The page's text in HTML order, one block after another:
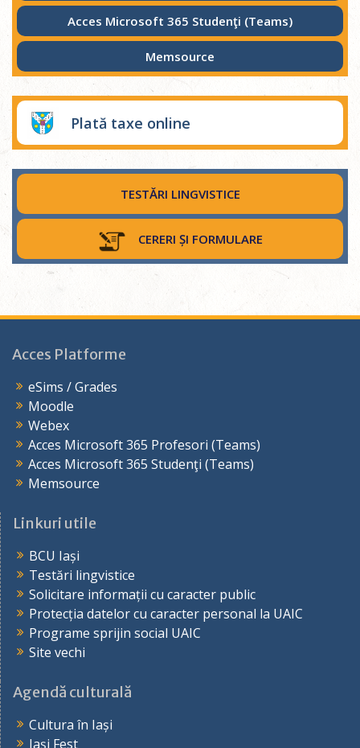
Acces Microsoft 365 Studenţi (Teams)
Memsource
Plată taxe online
TESTĂRI LINGVISTICE
CERERI ȘI FORMULARE
Acces Platforme
eSims / Grades
Moodle
Webex
Acces Microsoft 365 Profesori (Teams)
Acces Microsoft 365 Studenţi (Teams)
Memsource
Linkuri utile
BCU Iași
Testări lingvistice
Solicitare informații cu caracter public
Protecția datelor cu caracter personal la UAIC
Programe sprijin social UAIC
Site vechi
Agendă culturală
Cultura în Iași
Iași Fest